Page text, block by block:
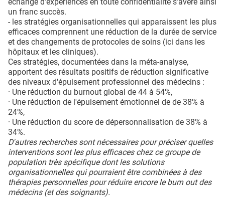
un franc succès.
- les stratégies organisationnelles qui apparaissent les plus
efficaces comprennent une réduction de la durée de service
et des changements de protocoles de soins (ici dans les
hôpitaux et les cliniques).
Ces stratégies, documentées dans la méta-analyse,
apportent des résultats positifs de réduction significative
des niveaux d'épuisement professionnel des médecins :
· Une réduction du burnout global de 44 à 54%,
· Une réduction de l'épuisement émotionnel de de 38% à
24%,
· Une réduction du score de dépersonnalisation de 38% à
34%.
D'autres recherches sont nécessaires pour préciser quelles
interventions sont les plus efficaces chez ce groupe de
population très spécifique dont les solutions
organisationnelles qui pourraient être combinées à des
thérapies personnelles pour réduire encore le burn out des
médecins (et des soignants).